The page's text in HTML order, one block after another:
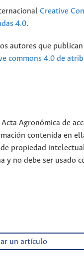
Creative
4.0.
autores que
commons 4.0 de
Agronómica de
contenida en
propiedad
y no debe ser usado
un artículo